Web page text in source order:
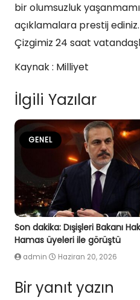
bir olumsuzluk
açıklamalara prestij ediniz.
Çizgimiz 24 saat
Kaynak : Milliyet
İlgili Yazılar
GENEL
Son dakika: Dışişleri Bakanı
Hamas üyeleri ile görüştü
admin Haziran 20, 2026
Bir yanıt yazın